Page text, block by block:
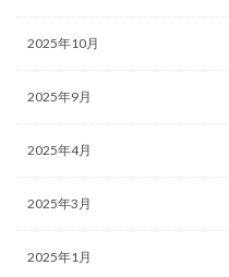
2025年10月
2025年9月
2025年4月
2025年3月
2025年1月